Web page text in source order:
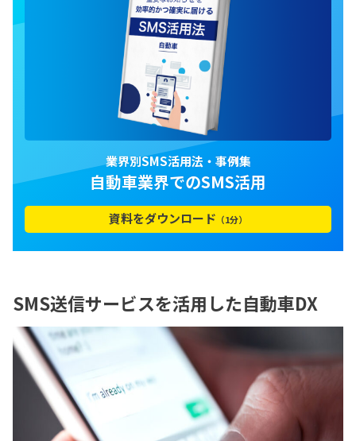
業界別SMS活用法・事例集
自動車業界でのSMS活用
資料をダウンロード （1分）
SMS送信サービスを活用した自動車DX